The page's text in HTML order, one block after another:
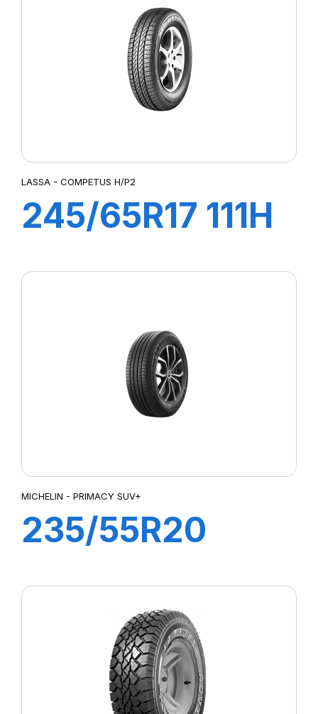
SPORT 3 (N0)
LASSA - COMPETUS H/P2
245/65R17 111H
MICHELIN - PRIMACY SUV+
235/55R20